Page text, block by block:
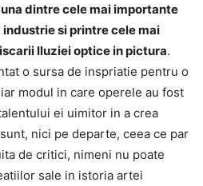
dintre cele mai importante
si printre cele mai
Iluziei optice in pictura.
o sursa de inspriatie pentru o
modul in care operele au fost
ei uimitor in a crea
nici pe departe, ceea ce par
de critici, nimeni nu poate
sale in istoria artei